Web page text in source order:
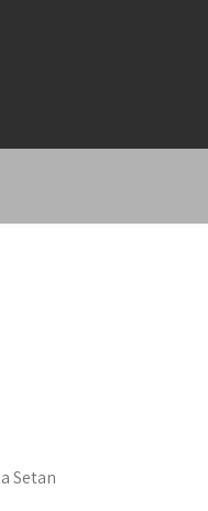
Setan